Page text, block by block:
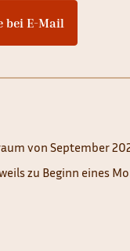
bei E-Mail
von September
zu Beginn eines